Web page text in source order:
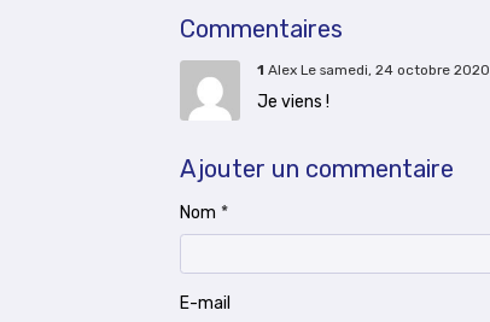
Commentaires
1 AlexLe samedi, 24 octobre 2020
Je viens !
Ajouter un commentaire
Nom
E-mail